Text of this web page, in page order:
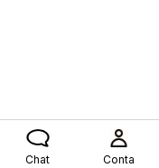
Chat Conta